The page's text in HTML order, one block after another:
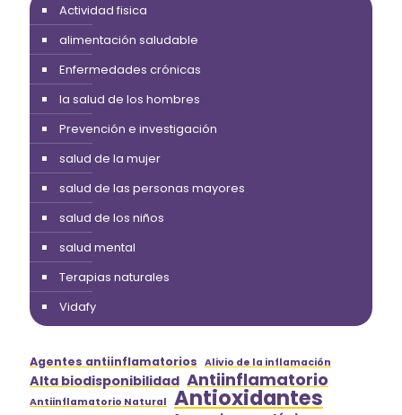
Actividad fisica
alimentación saludable
Enfermedades crónicas
la salud de los hombres
Prevención e investigación
salud de la mujer
salud de las personas mayores
salud de los niños
salud mental
Terapias naturales
Vidafy
Agentes antiinflamatorios Alivio de la inflamación
Alta biodisponibilidad Antiinflamatorio
Antiinflamatorio Natural Antioxidantes